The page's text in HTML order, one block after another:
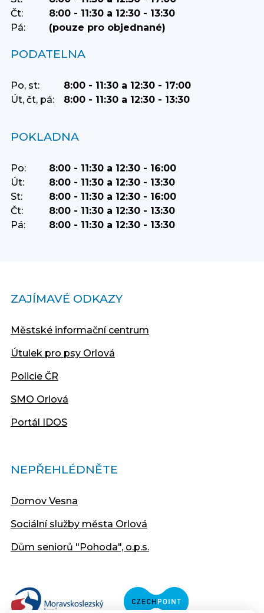
Čt:
8:00 - 11:30 a 12:30 - 13:30
Pá:
(pouze pro objednané)
PODATELNA
Po, st:
8:00 - 11:30 a 12:30 - 17:00
Út, čt, pá:
8:00 - 11:30 a 12:30 - 13:30
POKLADNA
Po:
8:00 - 11:30 a 12:30 - 16:00
Út:
8:00 - 11:30 a 12:30 - 13:30
St:
8:00 - 11:30 a 12:30 - 16:00
Čt:
8:00 - 11:30 a 12:30 - 13:30
Pá:
8:00 - 11:30 a 12:30 - 13:30
ZAJÍMAVÉ ODKAZY
Městské informační centrum
Útulek pro psy Orlová
Policie ČR
SMO Orlová
Portál IDOS
NEPŘEHLÉDNĚTE
Domov Vesna
Sociální služby města Orlová
Dům seniorů "Pohoda", o.p.s.